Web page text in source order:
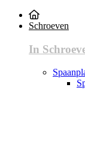
Schroeven
In